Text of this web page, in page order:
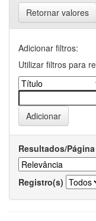
Retornar valores
Adicionar filtros:
Utilizar filtros para
Resultados/Página
Registro(s)